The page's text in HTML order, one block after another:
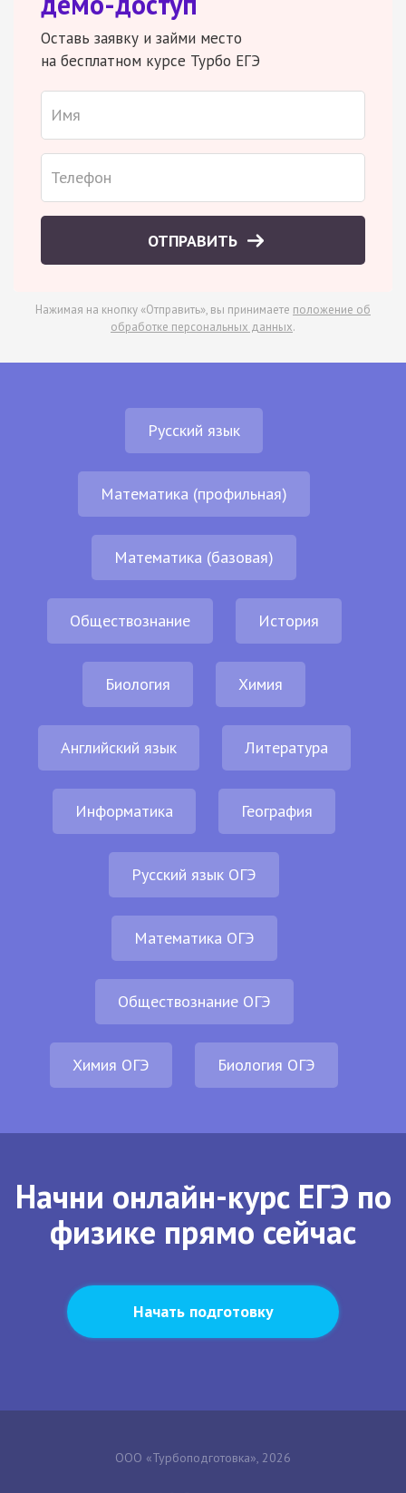
Оставь заявку и займи место
на бесплатном курсе Турбо ЕГЭ
ОТПРАВИТЬ
Нажимая на кнопку «Отправить», вы принимаете положение об
обработке персональных данных.
Русский язык
Математика (профильная)
Математика (базовая)
Обществознание История
Биология Химия
Английский язык Литература
Информатика География
Русский язык ОГЭ
Математика ОГЭ
Обществознание ОГЭ
Химия ОГЭ Биология ОГЭ
Начни онлайн-курс ЕГЭ по
физике прямо сейчас
Начать подготовку
ООО «Турбоподготовка», 2026